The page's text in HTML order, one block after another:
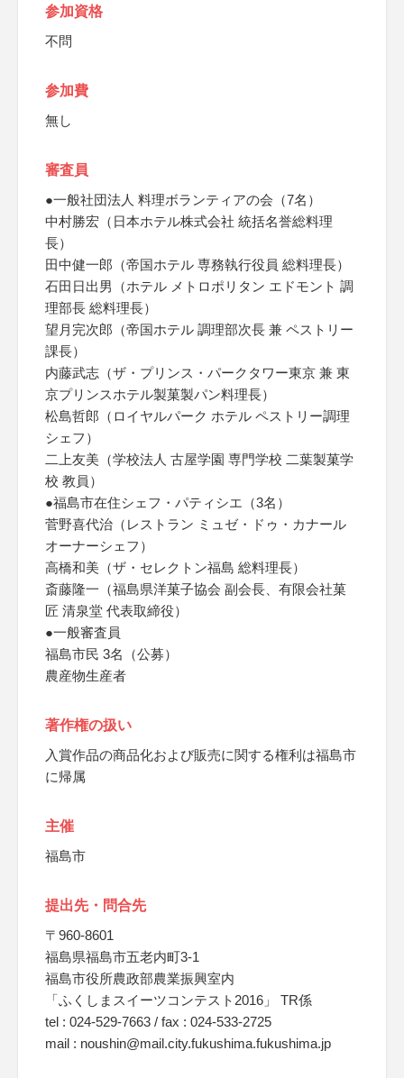
参加資格
不問
参加費
無し
審査員
●一般社団法人 料理ボランティアの会（7名）
中村勝宏（日本ホテル株式会社 統括名誉総料理
長）
田中健一郎（帝国ホテル 専務執行役員 総料理長）
石田日出男（ホテル メトロポリタン エドモント 調
理部長 総料理長）
望月完次郎（帝国ホテル 調理部次長 兼 ペストリー
課長）
内藤武志（ザ・プリンス・パークタワー東京 兼 東
京プリンスホテル製菓製パン料理長）
松島哲郎（ロイヤルパーク ホテル ペストリー調理
シェフ）
二上友美（学校法人 古屋学園 専門学校 二葉製菓学
校 教員）
●福島市在住シェフ・パティシエ（3名）
菅野喜代治（レストラン ミュゼ・ドゥ・カナール
オーナーシェフ）
高橋和美（ザ・セレクトン福島 総料理長）
斎藤隆一（福島県洋菓子協会 副会長、有限会社菓
匠 清泉堂 代表取締役）
●一般審査員
福島市民 3名（公募）
農産物生産者
著作権の扱い
入賞作品の商品化および販売に関する権利は福島市
に帰属
主催
福島市
提出先・問合先
〒960-8601
福島県福島市五老内町3-1
福島市役所農政部農業振興室内
「ふくしまスイーツコンテスト2016」 TR係
tel : 024-529-7663 / fax : 024-533-2725
mail : noushin@mail.city.fukushima.fukushima.jp